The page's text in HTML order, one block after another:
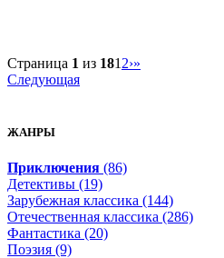
Страница 1 из 1812›»
Следующая
ЖАНРЫ
Приключения (86)
Детективы (19)
Зарубежная классика (144)
Отечественная классика (286)
Фантастика (20)
Поэзия (9)